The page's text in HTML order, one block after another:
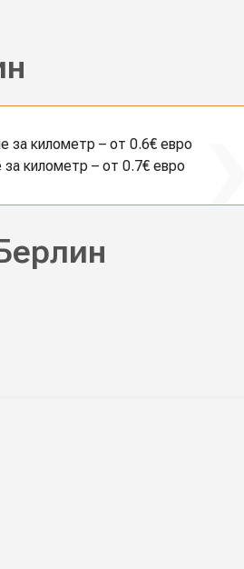
за километр – от 0.6€ евро
километр – от 0.7€ евро